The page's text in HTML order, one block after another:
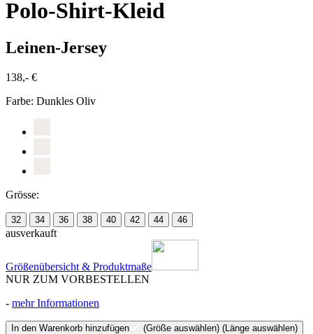
Polo-Shirt-Kleid
Leinen-Jersey
138,- €
Farbe: Dunkles Oliv
Grösse:
32 34 36 38 40 42 44 46
ausverkauft
Größenübersicht & Produktmaße
NUR ZUM VORBESTELLEN
- mehr Informationen
In den Warenkorb hinzufügen (Größe auswählen) (Länge auswählen)